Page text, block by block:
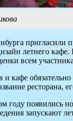
летнего
всем
и кафе
году появились
запускают